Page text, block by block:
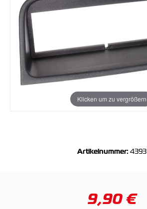
Keine Suchergebnisse gefunden.
Kategorien
Keine Suchergebnisse gefunden.
Klicken um zu vergrößern
Artikelnummer: 4393
9,90 €